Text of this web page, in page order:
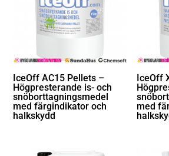
IceOff AC15 Pellets –
Högpresterande is- och
snöborttagningsmedel
med färgindikator och
halkskydd
IceOff
med